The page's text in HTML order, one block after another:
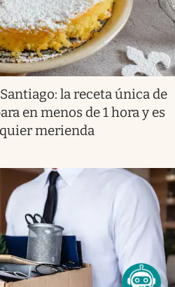
la receta única de
en menos de 1 hora y es
merienda